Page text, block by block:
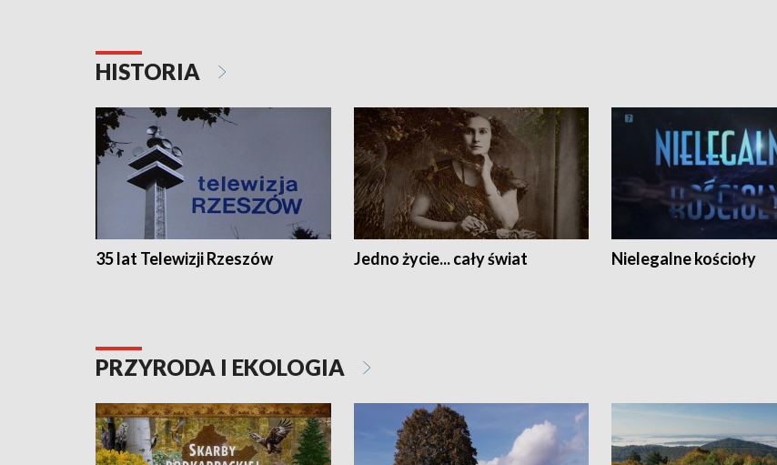
HISTORIA
35 lat Telewizji Rzeszów Jedno życie... cały świat Nielegalne kościoły
PRZYRODA I EKOLOGIA